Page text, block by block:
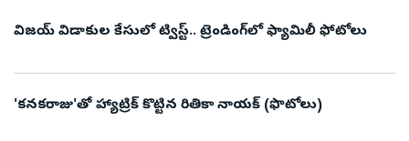
విజయ్ విడాకుల కేసులో ట్విస్ట్.. ట్రెండింగ్‌లో ఫ్యామిలీ ఫోటోలు
'కనకరాజు'తో హ్యాట్రిక్ కొట్టిన రితికా నాయక్ (ఫొటోలు)